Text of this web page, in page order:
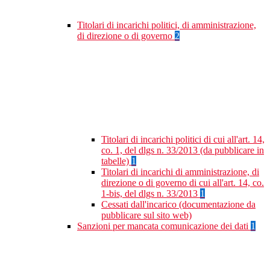
Titolari di incarichi politici, di amministrazione,
di direzione o di governo 2
Titolari di incarichi politici di cui all'art. 14,
co. 1, del dlgs n. 33/2013 (da pubblicare in
tabelle) 1
Titolari di incarichi di amministrazione, di
direzione o di governo di cui all'art. 14, co.
1-bis, del dlgs n. 33/2013 1
Cessati dall'incarico (documentazione da
pubblicare sul sito web)
Sanzioni per mancata comunicazione dei dati 1